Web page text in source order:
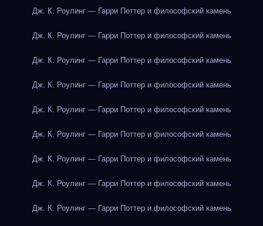
Дж. К. Роулинг — Гарри Поттер и философский камень
Дж. К. Роулинг — Гарри Поттер и философский камень
Дж. К. Роулинг — Гарри Поттер и философский камень
Дж. К. Роулинг — Гарри Поттер и философский камень
Дж. К. Роулинг — Гарри Поттер и философский камень
Дж. К. Роулинг — Гарри Поттер и философский камень
Дж. К. Роулинг — Гарри Поттер и философский камень
Дж. К. Роулинг — Гарри Поттер и философский камень
Дж. К. Роулинг — Гарри Поттер и философский камень